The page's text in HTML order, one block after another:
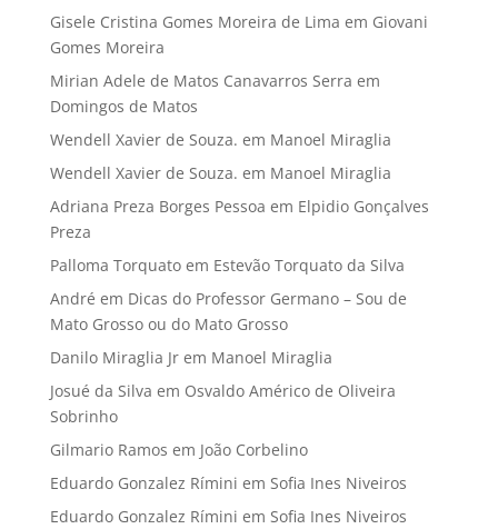
Gisele Cristina Gomes Moreira de Lima em Giovani
Gomes Moreira
Mirian Adele de Matos Canavarros Serra em
Domingos de Matos
Wendell Xavier de Souza. em Manoel Miraglia
Wendell Xavier de Souza. em Manoel Miraglia
Adriana Preza Borges Pessoa em Elpidio Gonçalves
Preza
Palloma Torquatoem Estevão Torquato da Silva
André em Dicas do Professor Germano – Sou de
Mato Grosso ou do Mato Grosso
Danilo Miraglia Jrem Manoel Miraglia
Josué da Silva em Osvaldo Américo de Oliveira
Sobrinho
Gilmario Ramos em João Corbelino
Eduardo Gonzalez Rímini em Sofia Ines Niveiros
Eduardo Gonzalez Rímini em Sofia Ines Niveiros